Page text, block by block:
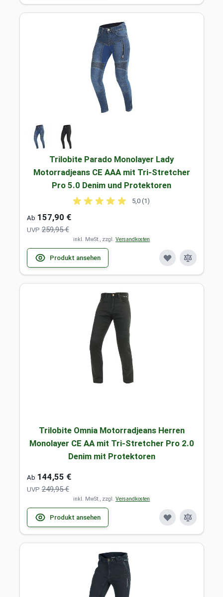
Trilobite Parado Monolayer Lady
Motorradjeans CE AAA mit Tri-Stretcher
Pro 5.0 Denim und Protektoren
5,0 (1)
Ab 157,90 €
UVP 259,95 €
inkl. MwSt., zzgl. Versandkosten
Produkt ansehen
Trilobite Omnia Motorradjeans Herren
Monolayer CE AA mit Tri-Stretcher Pro 2.0
Denim mit Protektoren
Ab 144,55 €
UVP 249,95 €
inkl. MwSt., zzgl. Versandkosten
Produkt ansehen